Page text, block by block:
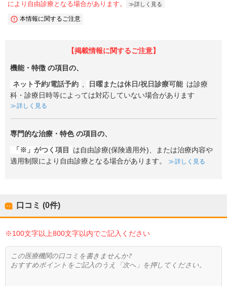
により自由診療となる場合があります。
詳しく見る
本情報に関するご注意
【掲載情報に関するご注意】
機能・特徴 の項目の、
ネット予約/電話予約 , 日曜または休日/祝日診療可能 は診療
科・診療日時等によっては対応していない場合があります
詳しく見る
専門的な治療・特色の項目の、
「※」がつく項目
は自由診療(保険適用外)、または治療内容や
適用制限により自由診療となる場合があります。
詳しく見る
口コミ (0件)
※100文字以上800文字以内でご記入ください